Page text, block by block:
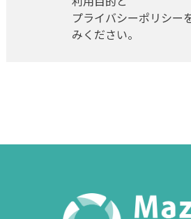
プライバシーポリシー
みください。